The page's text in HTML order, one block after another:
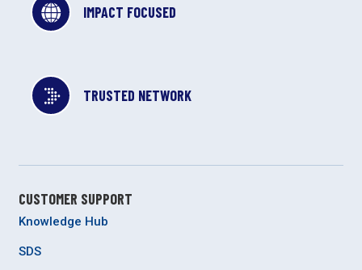
IMPACT FOCUSED
TRUSTED NETWORK
CUSTOMER SUPPORT
Knowledge Hub
SDS